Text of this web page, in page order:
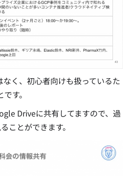
く、初心者向けも扱っているた
す。
Driveに共有してますので、過
ことができます。